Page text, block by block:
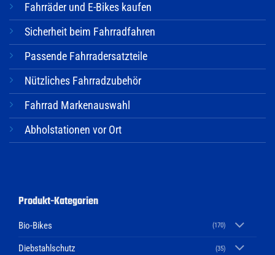
Fahrräder und E-Bikes kaufen
Sicherheit beim Fahrradfahren
Passende Fahrradersatzteile
Nützliches Fahrradzubehör
Fahrrad Markenauswahl
Abholstationen vor Ort
Produkt-Kategorien
Bio-Bikes (170)
Diebstahlschutz (35)